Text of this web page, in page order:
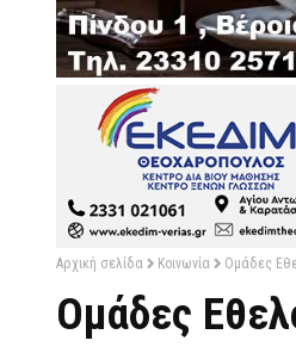
Αρχική σελίδα Κοινωνία Ομάδες
Ομάδες